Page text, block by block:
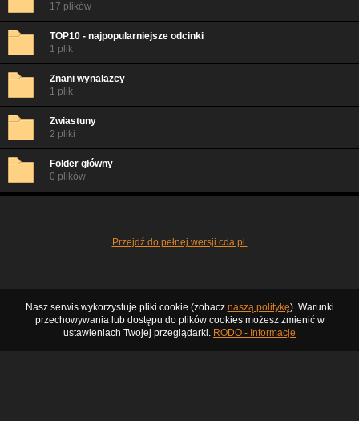
17 plików
TOP10 - najpopularniejsze odcinki
1 plik
Znani wynalazcy
1 plik
Zwiastuny
2 pliki
Folder główny
0 plików
Przejdź do pełnej wersji cda.pl
Nasz serwis wykorzystuje pliki cookie (zobacz naszą politykę). Warunki
przechowywania lub dostępu do plików cookies możesz zmienić w
ustawieniach Twojej przeglądarki. RODO - Informacje